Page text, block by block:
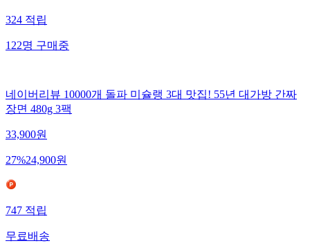
324적립
122명구매중
네이버리뷰 10000개 돌파 미슐랭 3대 맛집! 55년 대가방 간짜
장면 480g 3팩
33,900원
27%24,900원
747적립
무료배송